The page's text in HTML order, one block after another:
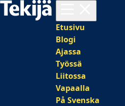
Päävalikko
Etusivu
Blogi
Ajassa
Työssä
Liitossa
Vapaalla
På Svenska